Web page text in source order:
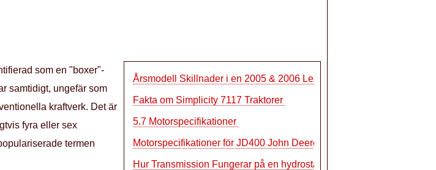
Årsmodell Skillnader i en 2005 & 2006 Lexus
Fakta om Simplicity 7117 Traktorer
5.7 Motorspecifikationer
Motorspecifikationer för JD400 John Deere dr
Hur Transmission Fungerar på en hydrostatisk
som en "boxer"-
samtidigt, ungefär som
kraftverk. Det är
fyra eller sex
termen